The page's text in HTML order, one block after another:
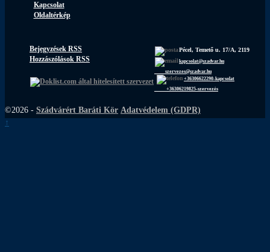
Kapcsolat
Oldaltérkép
Bejegyzések RSS
Hozzászólások RSS
Pécel, Temető u. 17/A, 2119
kapcsolat@szadvar.hu
szervezes@szadvar.hu
+36306622290-kapcsolat
+36306219825-szervezés
©2026 - Szádvárért Baráti Kör Adatvédelem (GDPR)
↑